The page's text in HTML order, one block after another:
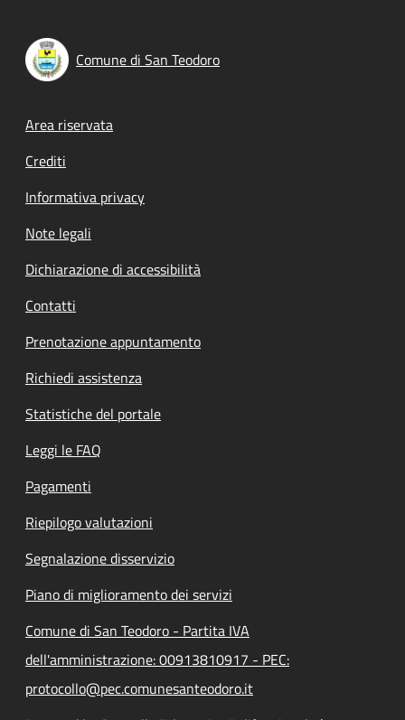
Comune di San Teodoro
Footer menu
Area riservata
Crediti
Informativa privacy
Note legali
Dichiarazione di accessibilità
Contatti
Prenotazione appuntamento
Richiedi assistenza
Statistiche del portale
Leggi le FAQ
Pagamenti
Riepilogo valutazioni
Segnalazione disservizio
Piano di miglioramento dei servizi
Comune di San Teodoro - Partita IVA
dell'amministrazione: 00913810917 - PEC:
protocollo@pec.comunesanteodoro.it